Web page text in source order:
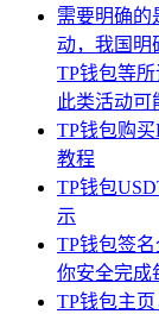
需要明确的
动，我国明
TP钱包等
此类活动可
TP钱包购
教程
TP钱包
示
TP钱包签
你安全完成
TP钱包主